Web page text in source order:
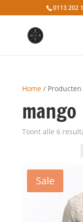
0113 202
Home/ Producten
mango
Toont alle 6
Sale